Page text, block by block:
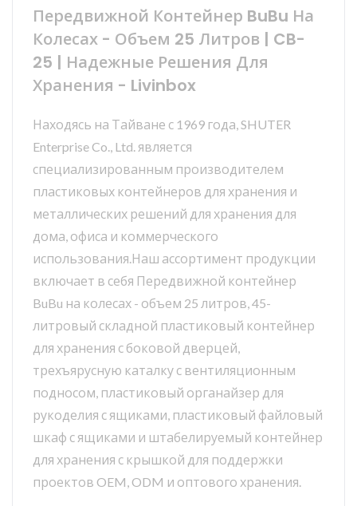
Передвижной Контейнер BuBu На
Колесах - Объем 25 Литров | CB-
25 | Надежные Решения Для
Хранения - Livinbox
Находясь на Тайване с 1969 года, SHUTER
Enterprise Co., Ltd. является
специализированным производителем
пластиковых контейнеров для хранения и
металлических решений для хранения для
дома, офиса и коммерческого
использования.Наш ассортимент продукции
включает в себя Передвижной контейнер
BuBu на колесах - объем 25 литров, 45-
литровый складной пластиковый контейнер
для хранения с боковой дверцей,
трехъярусную каталку с вентиляционным
подносом, пластиковый органайзер для
рукоделия с ящиками, пластиковый файловый
шкаф с ящиками и штабелируемый контейнер
для хранения с крышкой для поддержки
проектов OEM, ODM и оптового хранения.